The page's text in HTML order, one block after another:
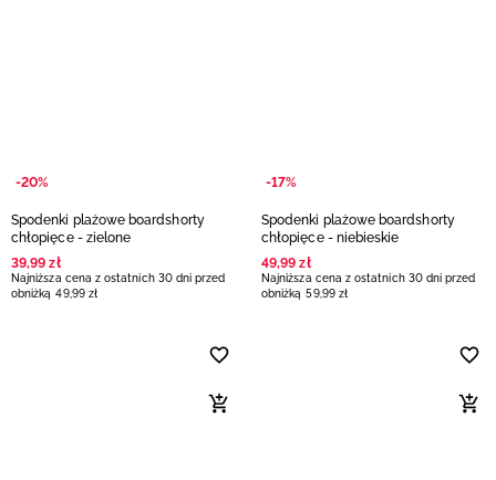
-20%
Spodenki plażowe boardshorty
chłopięce - zielone
39,99 zł
Najniższa cena z ostatnich 30 dni przed
obniżką 49,99 zł
-17%
Spodenki plażowe boardshorty
chłopięce - niebieskie
49,99 zł
Najniższa cena z ostatnich 30 dni przed
obniżką 59,99 zł